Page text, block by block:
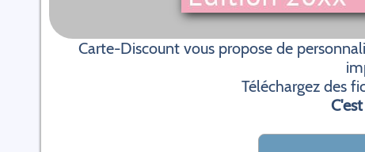
Carte-Discount vous propose de
Téléchargez des